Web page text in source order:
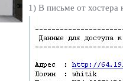
1) В письме от хостера